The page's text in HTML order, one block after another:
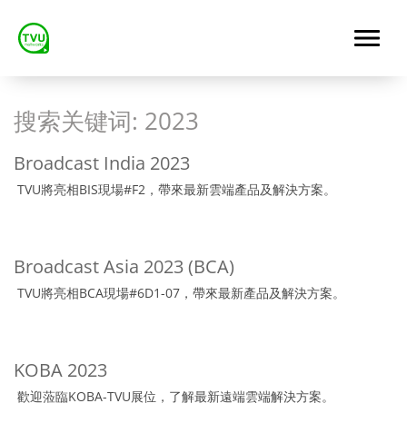
搜索关键词: 2023
Broadcast India 2023
TVU將亮相BIS現場#F2，帶來最新雲端產品及解決方案。
Broadcast Asia 2023 (BCA)
TVU將亮相BCA現場#6D1-07，帶來最新產品及解決方案。
KOBA 2023
歡迎蒞臨KOBA-TVU展位，了解最新遠端雲端解決方案。